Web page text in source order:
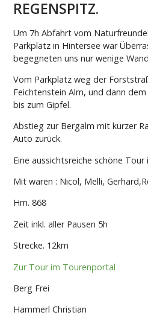
REGENSPITZ.
Um 7h Abfahrt vom
Parkplatz in Hintersee war
begegneten uns nur wenige
Vom Parkplatz weg der
Feichtenstein Alm, und dann
bis zum Gipfel.
Abstieg zur Bergalm mit kurzer
Auto zurück.
Eine aussichtsreiche schöne
Mit waren : Nicol, Melli,
Hm. 868
Zeit inkl. aller Pausen 5h
Strecke. 12km
Zur Tour im Tourenportal
Berg Frei
Hammerl Christian